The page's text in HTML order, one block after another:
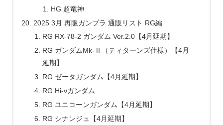
HG 超竜神
2025 3月 再販ガンプラ 通販リスト RG編
RG RX-78-2 ガンダム Ver.2.0【4月延期】
RG ガンダムMk-Ⅱ（ティターンズ仕様）【4月
延期】
RG ゼータガンダム【4月延期】
RG Hi-νガンダム
RG ユニコーンガンダム【4月延期】
RG シナンジュ【4月延期】